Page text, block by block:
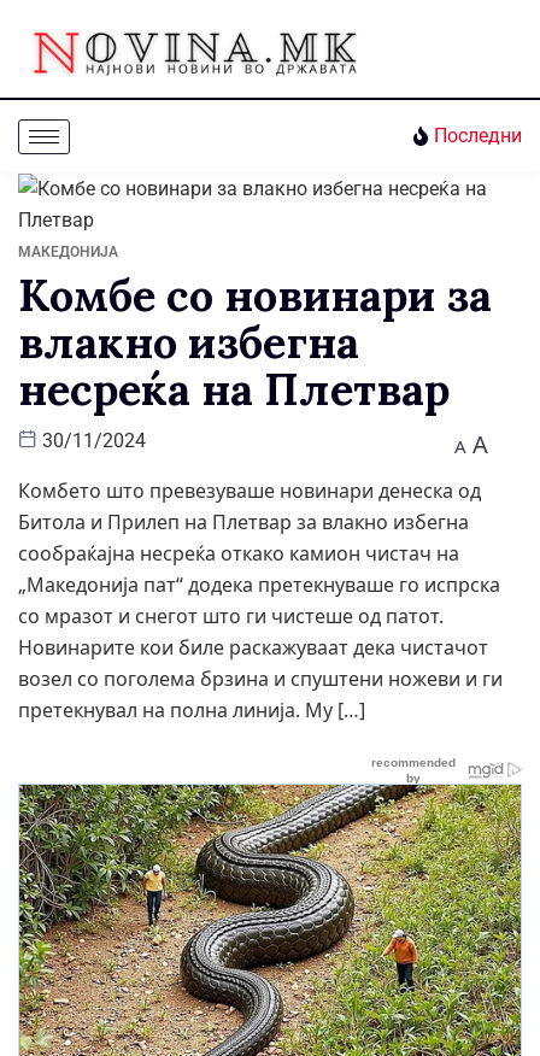
Последни
МАКЕДОНИЈА
Комбе со новинари за
влакно избегна
несреќа на Плетвар
30/11/2024 A A
Комбето што превезуваше новинари денеска од
Битола и Прилеп на Плетвар за влакно избегна
сообраќајна несреќа откако камион чистач на
„Македонија пат“ додека претекнуваше го испрска
со мразот и снегот што ги чистеше од патот.
Новинарите кои биле раскажуваат дека чистачот
возел со поголема брзина и спуштени ножеви и ги
претекнувал на полна линија. Му […]